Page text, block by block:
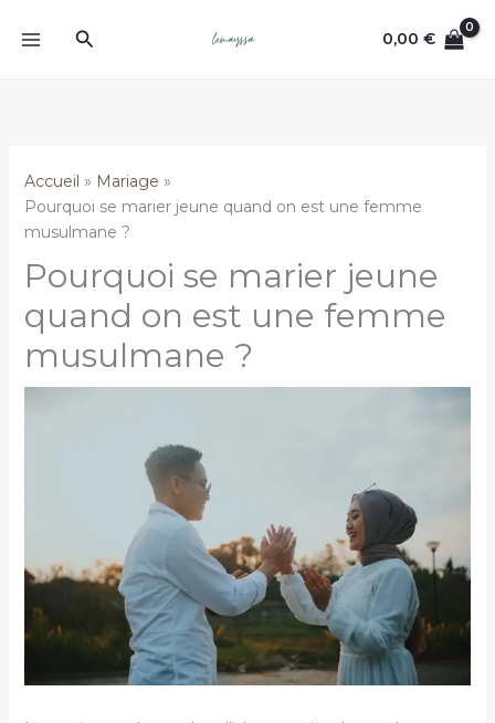
Rechercher 0,00€
Accueil
Mariage
Pourquoi se marier jeune quand on est une femme
musulmane ?
Pourquoi se marier jeune
quand on est une femme
musulmane ?